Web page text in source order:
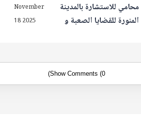
محامي للاستشارة بالمدينة
المنورة للقضايا الصعبة و
November
18 2025
Show Comments (0)